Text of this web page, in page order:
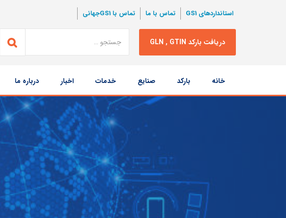
استانداردهای GS1 تماس با ما تماس با GS1جهانی
دریافت بارکد GLN , GTIN
نتبجه
جستجو
محتوا
خانه بارکد صنایع خدمات اخبار درباره ما